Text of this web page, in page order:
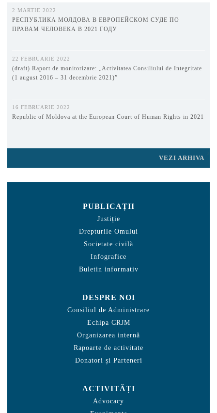
2 MARTIE 2022
РЕСПУБЛИКА МОЛДОВА В ЕВРОПЕЙСКОМ СУДЕ ПО
ПРАВАМ ЧЕЛОВЕКА В 2021 ГОДУ
22 FEBRUARIE 2022
(draft) Raport de monitorizare: „Activitatea Consiliului de Integritate
(1 august 2016 – 31 decembrie 2021)”
16 FEBRUARIE 2022
Republic of Moldova at the European Court of Human Rights in 2021
VEZI ARHIVA
PUBLICAȚII
Justiție
Drepturile Omului
Societate civilă
Infografice
Buletin informativ
DESPRE NOI
Consiliul de Administrare
Echipa CRJM
Organizarea internă
Rapoarte de activitate
Donatori și Parteneri
ACTIVITĂȚI
Advocacy